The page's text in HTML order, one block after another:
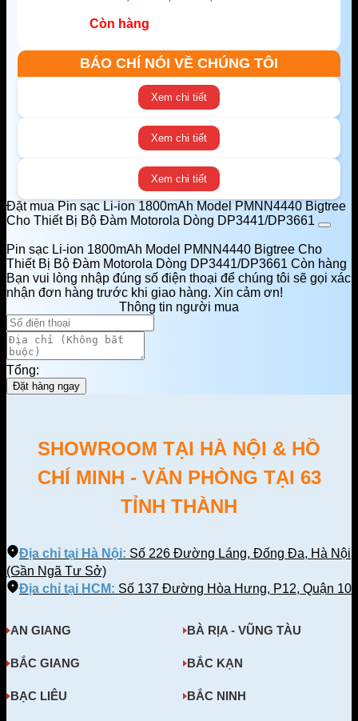
Còn hàng
BÁO CHÍ NÓI VỀ CHÚNG TÔI
Xem chi tiết
Xem chi tiết
Xem chi tiết
Đặt mua Pin sạc Li-ion 1800mAh Model PMNN4440 Bigtree
Cho Thiết Bị Bộ Đàm Motorola Dòng DP3441/DP3661
Pin sạc Li-ion 1800mAh Model PMNN4440 Bigtree Cho
Thiết Bị Bộ Đàm Motorola Dòng DP3441/DP3661 Còn hàng
Bạn vui lòng nhập đúng số điện thoại để chúng tôi sẽ gọi xác
nhận đơn hàng trước khi giao hàng. Xin cảm ơn!
Thông tin người mua
Tổng:
Đặt hàng ngay
SHOWROOM TẠI HÀ NỘI & HỒ
CHÍ MINH - VĂN PHÒNG TẠI 63
TỈNH THÀNH
Địa chỉ tại Hà Nội: Số 226 Đường Láng, Đống Đa, Hà Nội
(Gần Ngã Tư Sở)
Địa chỉ tại HCM: Số 137 Đường Hòa Hưng, P12, Quận 10
AN GIANG BÀ RỊA - VŨNG TÀU
BẮC GIANG BẮC KẠN
BẠC LIÊU BẮC NINH